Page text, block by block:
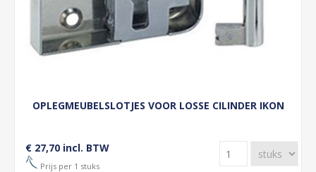
OPLEGMEUBELSLOTJES VOOR LOSSE CILINDER IKON
€ 27,70 incl. BTW
Prijs per 1 stuks